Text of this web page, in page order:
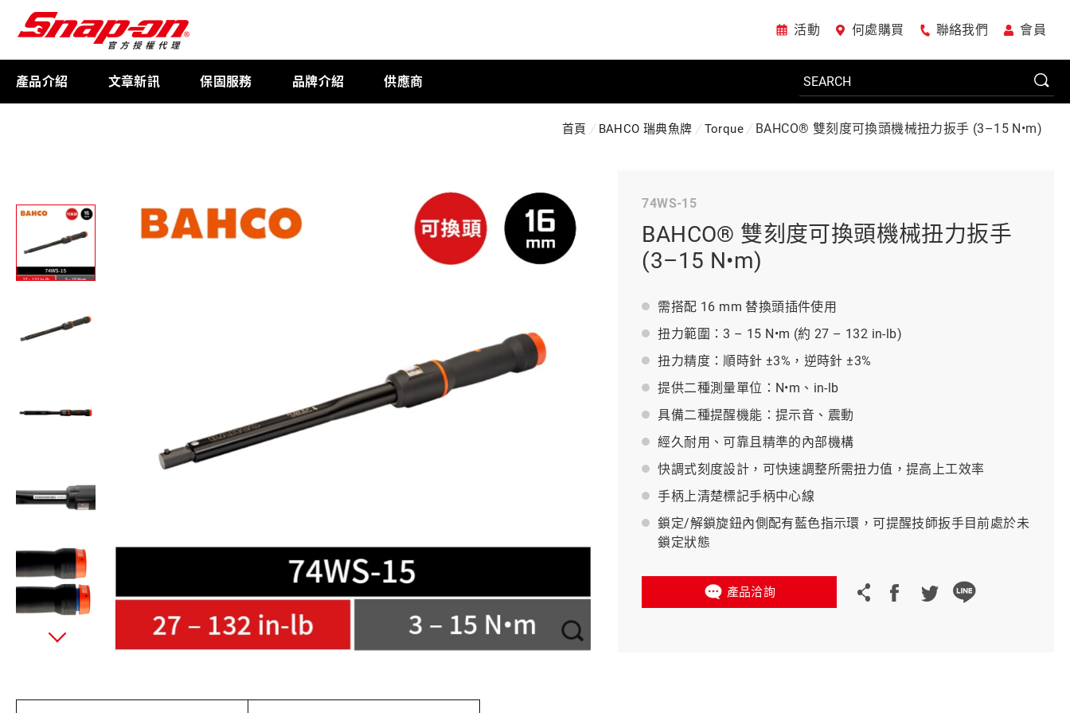
活動 何處購買 聯絡我們 會員
產品介紹
扭力扳手 科技商店
工業半導體 美國JohnBean設備
BAHCO 瑞典魚牌
文章新訊 保固服務 品牌介紹 供應商
首頁 BAHCO 瑞典魚牌 Torque BAHCO® 雙刻度可換頭機械扭力扳手 (3–15 N•m)
74WS-15
BAHCO® 雙刻度可換頭機械扭力扳手
(3–15 N•m)
需搭配 16 mm 替換頭插件使用
扭力範圍：3 – 15 N•m (約 27 – 132 in-lb)
扭力精度：順時針 ±3%，逆時針 ±3%
提供二種測量單位：N•m、in-lb
具備二種提醒機能：提示音、震動
經久耐用、可靠且精準的內部機構
快調式刻度設計，可快速調整所需扭力值，提高上工效率
手柄上清楚標記手柄中心線
鎖定/解鎖旋鈕內側配有藍色指示環，可提醒技師扳手目前處於未
鎖定狀態
產品洽詢